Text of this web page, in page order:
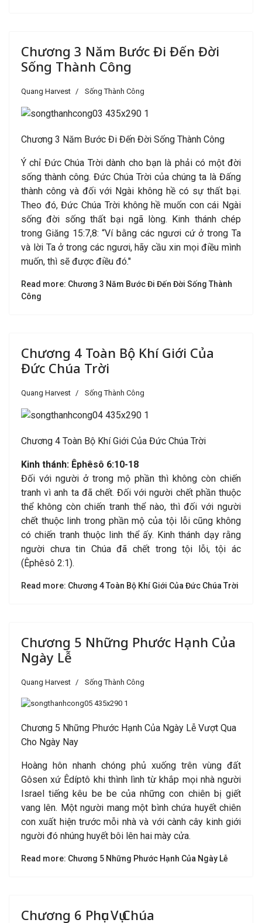
Chương 3 Năm Bước Đi Đến Đời
Sống Thành Công
Quang Harvest Sống Thành Công
Chương 3 Năm Bước Đi Đến Đời Sống Thành Công
Ý chỉ Đức Chúa Trời dành cho bạn là phải có một đời
sống thành công. Đức Chúa Trời của chúng ta là Đấng
thành công và đối với Ngài không hề có sự thất bại.
Theo đó, Đức Chúa Trời không hề muốn con cái Ngài
sống đời sống thất bại ngã lòng. Kinh thánh chép
trong Giăng 15:7,8: “Ví bằng các ngươi cứ ở trong Ta
và lời Ta ở trong các ngươi, hãy cầu xin mọi điều mình
muốn, thì sẽ được điều đó."
Read more: Chương 3 Năm Bước Đi Đến Đời Sống Thành
Công
Chương 4 Toàn Bộ Khí Giới Của
Đức Chúa Trời
Quang Harvest Sống Thành Công
Chương 4 Toàn Bộ Khí Giới Của Đức Chúa Trời
Kinh thánh: Êphêsô 6:10-18
Đối với người ở trong mộ phần thì không còn chiến
tranh vì anh ta đã chết. Đối với người chết phần thuộc
thể không còn chiến tranh thể nào, thì đối với người
chết thuộc linh trong phần mộ của tội lỗi cũng không
có chiến tranh thuộc linh thể ấy. Kinh thánh dạy rằng
người chưa tin Chúa đã chết trong tội lỗi, tội ác
(Êphêsô 2:1).
Read more: Chương 4 Toàn Bộ Khí Giới Của Đức Chúa Trời
Chương 5 Những Phước Hạnh Của
Ngày Lễ
Quang Harvest Sống Thành Công
Chương 5 Những Phước Hạnh Của Ngày Lễ Vượt Qua
Cho Ngày Nay
Hoàng hôn nhanh chóng phủ xuống trên vùng đất
Gôsen xứ Êdíptô khi thình lình từ khắp mọi nhà người
Israel tiếng kêu be be của những con chiên bị giết
vang lên. Một người mang một bình chứa huyết chiên
con xuất hiện trước mỗi nhà và với cành cây kinh giới
người đó nhúng huyết bôi lên hai mày cửa.
Read more: Chương 5 Những Phước Hạnh Của Ngày Lễ
Chương 6 Phục Vụ Chúa